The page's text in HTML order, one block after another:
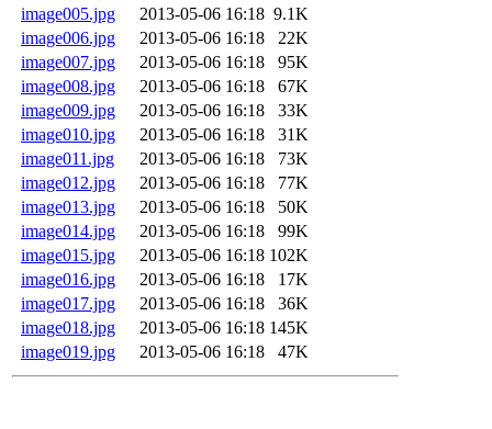
image005.jpg
2013-05-06 16:18 9.1K
image006.jpg
2013-05-06 16:18
22K
image007.jpg
2013-05-06 16:18
95K
image008.jpg
2013-05-06 16:18
67K
image009.jpg
2013-05-06 16:18
33K
image010.jpg
2013-05-06 16:18
31K
image011.jpg
2013-05-06 16:18
73K
image012.jpg
2013-05-06 16:18
77K
image013.jpg
2013-05-06 16:18
50K
image014.jpg
2013-05-06 16:18
99K
image015.jpg
2013-05-06 16:18 102K
image016.jpg
2013-05-06 16:18
17K
image017.jpg
2013-05-06 16:18
36K
image018.jpg
2013-05-06 16:18 145K
image019.jpg
2013-05-06 16:18 47K